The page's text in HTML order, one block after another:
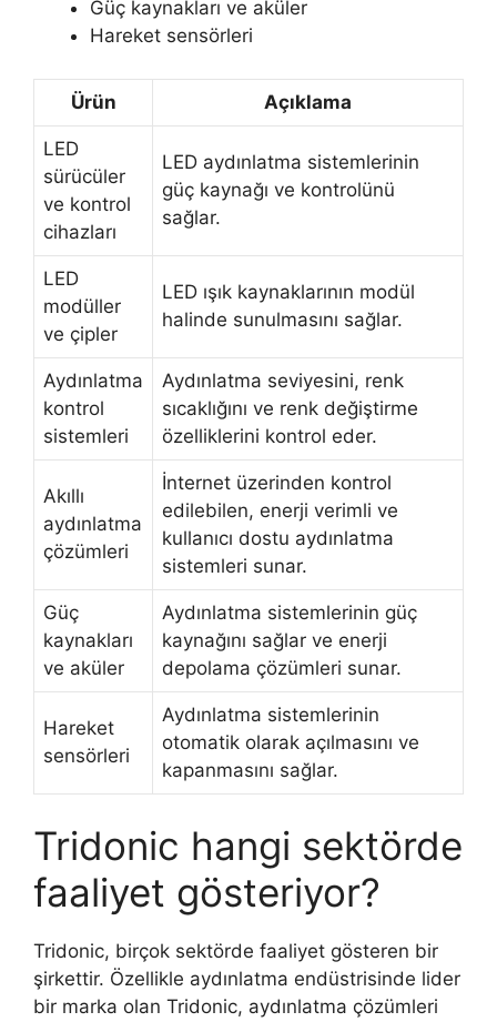
Güç kaynakları ve aküler
Hareket sensörleri
Ürün Açıklama
LED
sürücüler
ve kontrol
cihazları
LED aydınlatma sistemlerinin
güç kaynağı ve kontrolünü
sağlar.
LED
modüller
ve çipler
LED ışık kaynaklarının modül
halinde sunulmasını sağlar.
Aydınlatma
kontrol
sistemleri
Aydınlatma seviyesini, renk
sıcaklığını ve renk değiştirme
özelliklerini kontrol eder.
Akıllı
aydınlatma
çözümleri
İnternet üzerinden kontrol
edilebilen, enerji verimli ve
kullanıcı dostu aydınlatma
sistemleri sunar.
Güç
kaynakları
ve aküler
Aydınlatma sistemlerinin güç
kaynağını sağlar ve enerji
depolama çözümleri sunar.
Hareket
sensörleri
Aydınlatma sistemlerinin
otomatik olarak açılmasını ve
kapanmasını sağlar.
Tridonic hangi sektörde
faaliyet gösteriyor?
Tridonic, birçok sektörde faaliyet gösteren bir
şirkettir. Özellikle aydınlatma endüstrisinde lider
bir marka olan Tridonic, aydınlatma çözümleri